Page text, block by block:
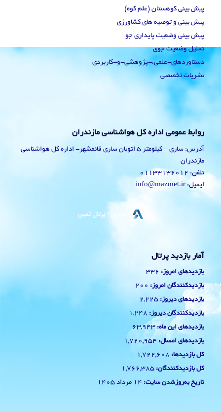
پیش بینی کوهستان (علم کوه)
پیش بینی و توصیه های کشاورزی
پیش بینی وضعیت پایداری جو
تحلیل وضعیت جوی
دستاوردهای-علمی،-پژوهشی-و-کاربردی
نشریات تخصصی
روابط عمومی اداره کل هواشناسی مازندران
آدرس: ساری – کیلومتر 5 اتوبان ساری قائمشهر- اداره کل هواشناسی
مازندران
تلفن: 01133136012
ایمیل: info@mazmet.ir
آمار بازدید پرتال
بازدیدهای امروز: 336
بازدیدکنندگان امروز: 200
بازدیدهای دیروز: 2,225
بازدیدکنندگان دیروز: 1,248
بازدیدهای این ماه: 63,943
بازدیدهای امسال: 1,720,954
کل بازدیدها: 1,722,608
کل بازدیدکنند‌گان: 1,766,385
تاریخ به‌روزشدن سایت: 14 مرداد 1405